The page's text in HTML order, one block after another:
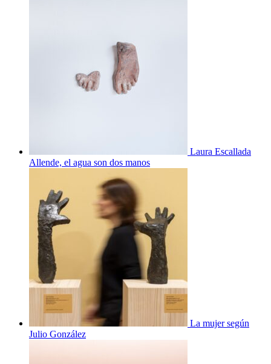
Laura Escallada
Allende, el agua son dos manos
La mujer según
Julio González